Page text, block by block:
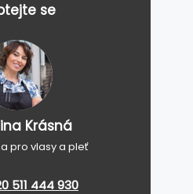
se
Krásná
pro vlasy a pleť
511 444 930